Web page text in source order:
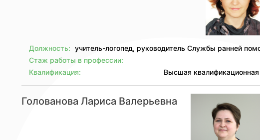
Должность:
учитель-логопед, руководитель Службы ранней
Стаж работы в профессии:
Квалификация:
Высшая квалификационная
Голованова Лариса Валерьевна